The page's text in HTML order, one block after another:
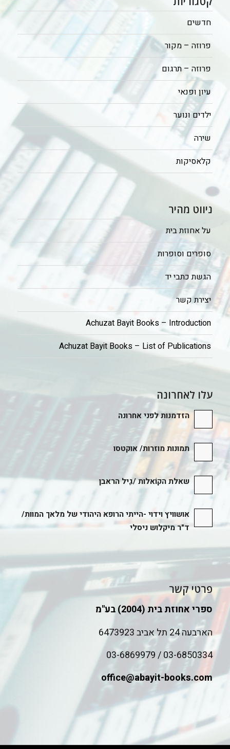
חדשים
פרוזה – מקור
פרוזה – תרגום
עיון ופנאי
ילדים ונוער
שירה
קלאסיקות
ניווט מהיר
על אחוזת בית
סופרים וסופרות
הגשת כתבי יד
יצירת קשר
Achuzat Bayit Books – Introduction
Achuzat Bayit Books – List of Publications
עלו לאחרונה
הזדמנות לפני אחרונה
תמונות מוזרות/ אוקטסו
שאלת הקוֹאלות /גַיל הראבן
אושוויץ וידוי -הייתי הרופא היהודי של מלאך המוות/
ד"ר מיקלוש ניסלי
פרטי קשר
ספרי אחוזת בית (2004) בע"מ
הארבעה 24 תל אביב 6473923
03-6850334 / 03-6869979
office@abayit-books.com